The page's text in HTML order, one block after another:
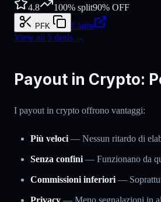
4.8
100% split90% OFF
PFK
Claim
View all 5 deals →
Payout in Crypto:
I payout in crypto offrono vantaggi:
Più veloci — Nessun ritardo di
Senza confini — Funzionano da
Commissioni inferiori —
Privacy — Meno segnalazioni in